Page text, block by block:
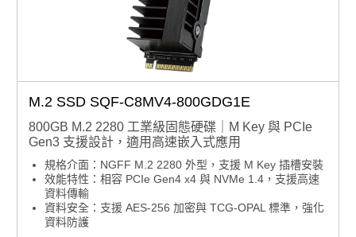
M.2 SSD SQF-C8MV4-800GDG1E
800GB M.2 2280 工業級固態硬碟｜M Key 與 PCIe
Gen3 支援設計，適用高速嵌入式應用
規格介面：NGFF M.2 2280 外型，支援 M Key 插槽安裝
效能特性：相容 PCIe Gen4 x4 與 NVMe 1.4，支援高速
資料傳輸
資料安全：支援 AES-256 加密與 TCG-OPAL 標準，強化
資料防護